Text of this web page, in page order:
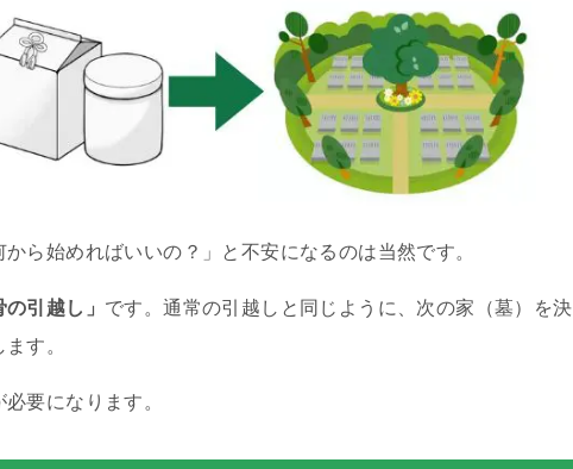
ら始めればいいの？」と不安になるのは当然です。
の引越し」 です。通常の引越しと同じように、次の家（墓）を決
す。
要になります。